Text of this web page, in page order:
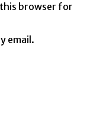
this browser for
email.